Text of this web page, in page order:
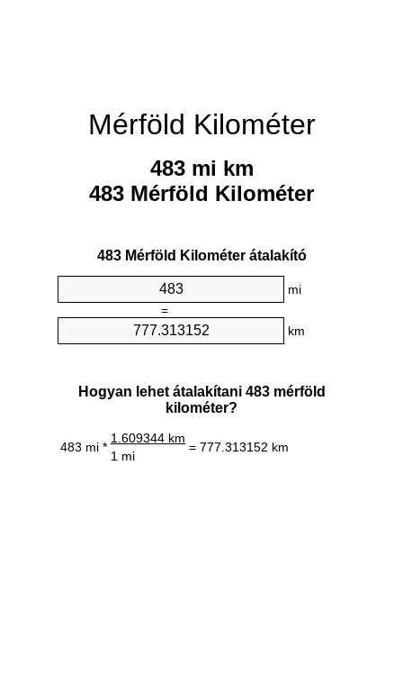
Mérföld Kilométer
483 mi km
483 Mérföld Kilométer
483 Mérföld Kilométer átalakító
mi
=
km
Hogyan lehet átalakítani 483 mérföld
kilométer?
483 mi *
1.609344 km
= 777.313152 km
1 mi